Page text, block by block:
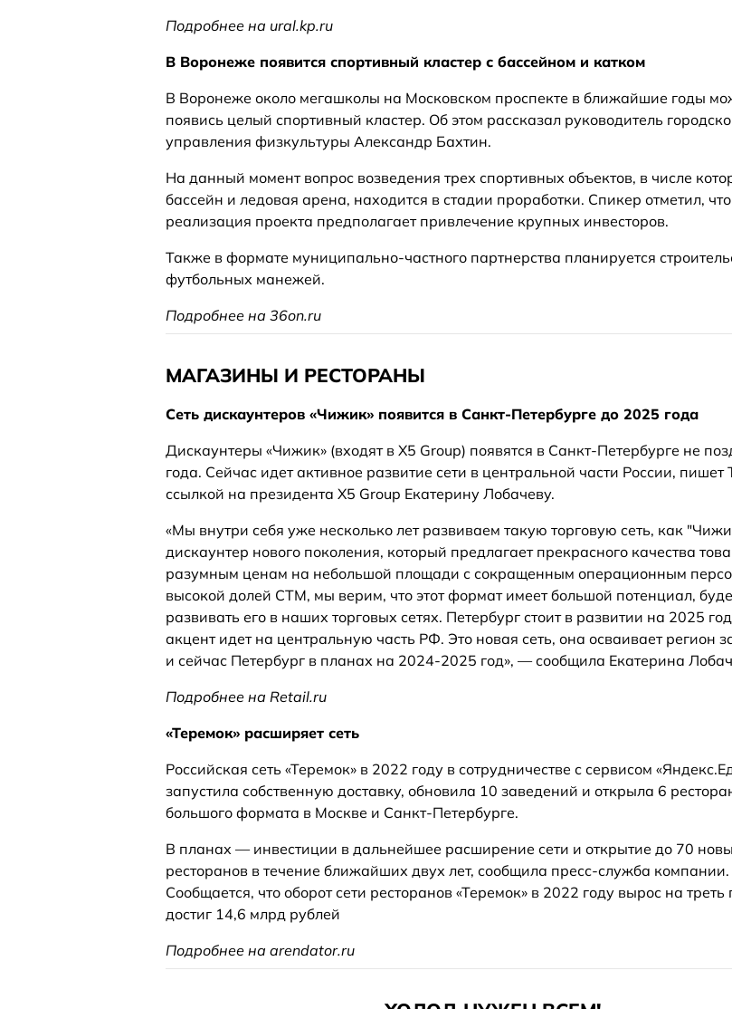
Подробнее на ural.kp.ru
В Воронеже появится спортивный кластер с бассейном и катком
В Воронеже около мегашколы на Московском проспекте в ближайшие годы
появись целый спортивный кластер. Об этом рассказал руководитель
управления физкультуры Александр Бахтин.
На данный момент вопрос возведения трех спортивных объектов, в числе
бассейн и ледовая арена, находится в стадии проработки. Спикер отметил, что
реализация проекта предполагает привлечение крупных инвесторов.
Также в формате муниципально-частного партнерства планируется
футбольных манежей.
Подробнее на 36on.ru
МАГАЗИНЫ И РЕСТОРАНЫ
Сеть дискаунтеров «Чижик» появится в Санкт-Петербурге до 2025 года
Дискаунтеры «Чижик» (входят в X5 Group) появятся в Санкт-Петербурге не
года. Сейчас идет активное развитие сети в центральной части России, пишет
ссылкой на президента Х5 Group Екатерину Лобачеву.
«Мы внутри себя уже несколько лет развиваем такую торговую сеть, как
дискаунтер нового поколения, который предлагает прекрасного качества
разумным ценам на небольшой площади с сокращенным операционным
высокой долей СТМ, мы верим, что этот формат имеет большой потенциал,
развивать его в наших торговых сетях. Петербург стоит в развитии на 2025
акцент идет на центральную часть РФ. Это новая сеть, она осваивает регион
и сейчас Петербург в планах на 2024-2025 год», — сообщила Екатерина
Подробнее на Retail.ru
«Теремок» расширяет сеть
Российская сеть «Теремок» в 2022 году в сотрудничестве с сервисом
запустила собственную доставку, обновила 10 заведений и открыла 6
большого формата в Москве и Санкт-Петербурге.
В планах — инвестиции в дальнейшее расширение сети и открытие до 70
ресторанов в течение ближайших двух лет, сообщила пресс-служба компании.
Сообщается, что оборот сети ресторанов «Теремок» в 2022 году вырос на треть
достиг 14,6 млрд рублей
Подробнее на arendator.ru